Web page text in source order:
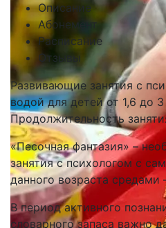
Описание
Абонемент
Расписание
Отзывы
Развивающие занятия с
водой для детей от 1,6 до 3
Продолжительность
«Песочная фантазия» –
занятия с психологом с
данного возраста средами
В период активного
словарного запаса важно